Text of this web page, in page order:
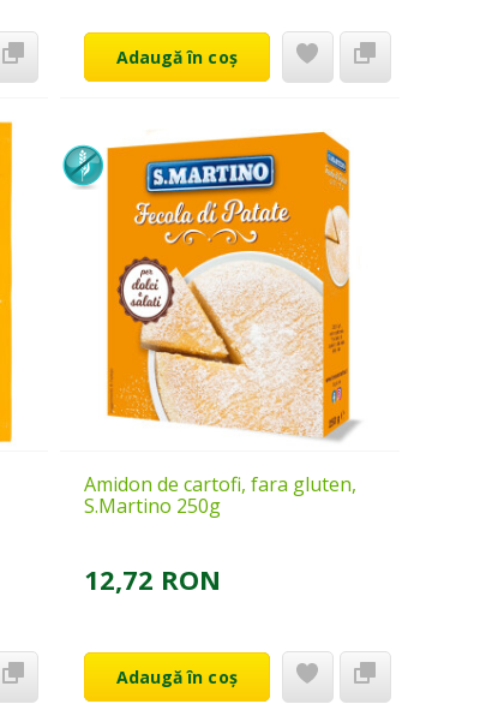
Adaugă în coș
Amidon de cartofi, fara gluten,
S.Martino 250g
12,72 RON
Adaugă în coș